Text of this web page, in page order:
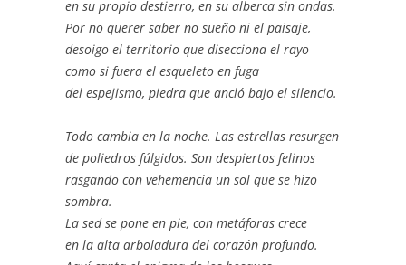
en su propio destierro, en su alberca sin ondas.
Por no querer saber no sueño ni el paisaje,
desoigo el territorio que disecciona el rayo
como si fuera el esqueleto en fuga
del espejismo, piedra que ancló bajo el silencio.
Todo cambia en la noche. Las estrellas resurgen
de poliedros fúlgidos. Son despiertos felinos
rasgando con vehemencia un sol que se hizo
sombra.
La sed se pone en pie, con metáforas crece
en la alta arboladura del corazón profundo.